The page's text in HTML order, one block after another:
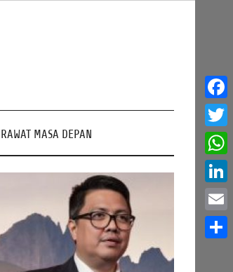
MASA DEPAN
Email